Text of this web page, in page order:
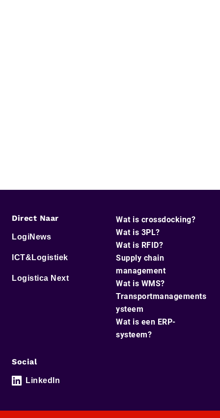
Direct Naar
LogiNews
ICT&Logistiek
Logistica Next
Wat is crossdocking?
Wat is 3PL?
Wat is RFID?
Supply chain
management
Wat is WMS?
Transportmanagements
ysteem
Wat is een ERP-
systeem?
Social
LinkedIn